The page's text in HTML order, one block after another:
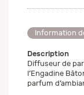
Information
Description
Diffuseur de
l’Engadine
parfum